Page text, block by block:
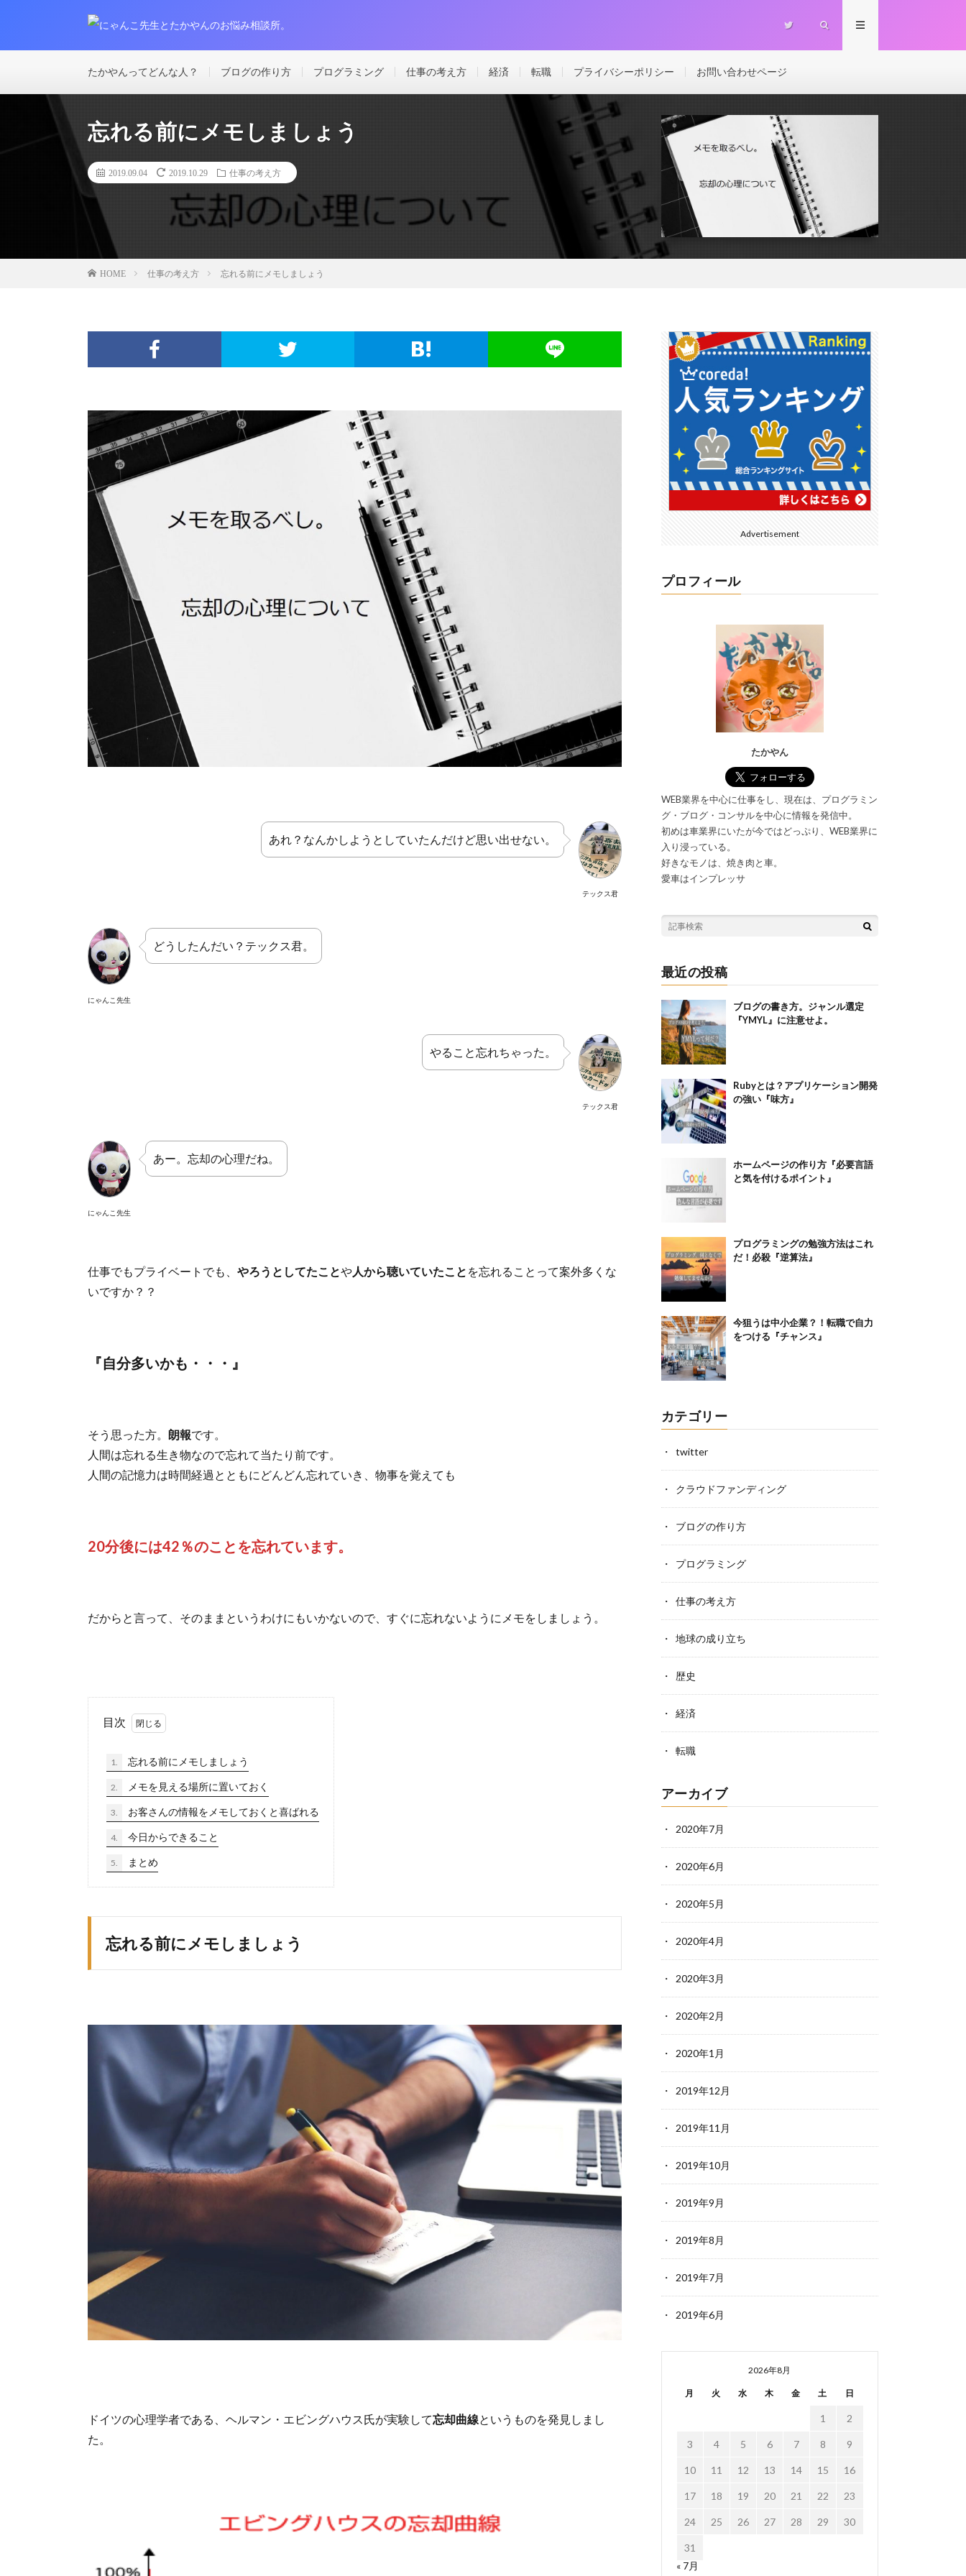
たかやんってどんな人？ ブログの作り方 プログラミング 仕事の考え方 経済 転職 プライバシーポリシー お問い合わせページ
忘れる前にメモしましょう
2019.09.04 2019.10.29 仕事の考え方
HOME 仕事の考え方 忘れる前にメモしましょう
テックス君
あれ？なんかしようとしていたんだけど思い出せない。
にゃんこ先生
どうしたんだい？テックス君。
テックス君
やること忘れちゃった。
にゃんこ先生
あー。忘却の心理だね。
仕事でもプライベートでも、 やろうとしてたことや人から聴いていたこと を忘れることって案外多くな
いですか？？
『自分多いかも・・・』
そう思った方。 朗報です。
人間は忘れる生き物なので忘れて当たり前です。
人間の記憶力は時間経過とともにどんどん忘れていき、物事を覚えても
20分後には42％のことを忘れています。
だからと言って、そのままというわけにもいかないので、すぐに忘れないようにメモをしましょう。
目次
1. 忘れる前にメモしましょう
2. メモを見える場所に置いておく
3. お客さんの情報をメモしておくと喜ばれる
4. 今日からできること
5. まとめ
忘れる前にメモしましょう
ドイツの心理学者である、ヘルマン・エビングハウス氏が実験して忘却曲線というものを発見しまし
た。
Advertisement
プロフィール
たかやん
WEB業界を中心に仕事をし、現在は、プログラミン
グ・ブログ・コンサルを中心に情報を発信中。
初めは車業界にいたが今ではどっぷり、WEB業界に
入り浸っている。
好きなモノは、焼き肉と車。
愛車はインプレッサ
最近の投稿
ブログの書き方。ジャンル選定
『YMYL』に注意せよ。
Rubyとは？アプリケーション開発
の強い『味方』
ホームページの作り方『必要言語
と気を付けるポイント』
プログラミングの勉強方法はこれ
だ！必殺『逆算法』
今狙うは中小企業？！転職で自力
をつける『チャンス』
カテゴリー
twitter
クラウドファンディング
ブログの作り方
プログラミング
仕事の考え方
地球の成り立ち
歴史
経済
転職
アーカイブ
2020年7月
2020年6月
2020年5月
2020年4月
2020年3月
2020年2月
2020年1月
2019年12月
2019年11月
2019年10月
2019年9月
2019年8月
2019年7月
2019年6月
2026年8月
月 火 水 木 金 土 日
1 2
3 4 5 6 7 8 9
10 11 12 13 14 15 16
17 18 19 20 21 22 23
24 25 26 27 28 29 30
31
« 7月